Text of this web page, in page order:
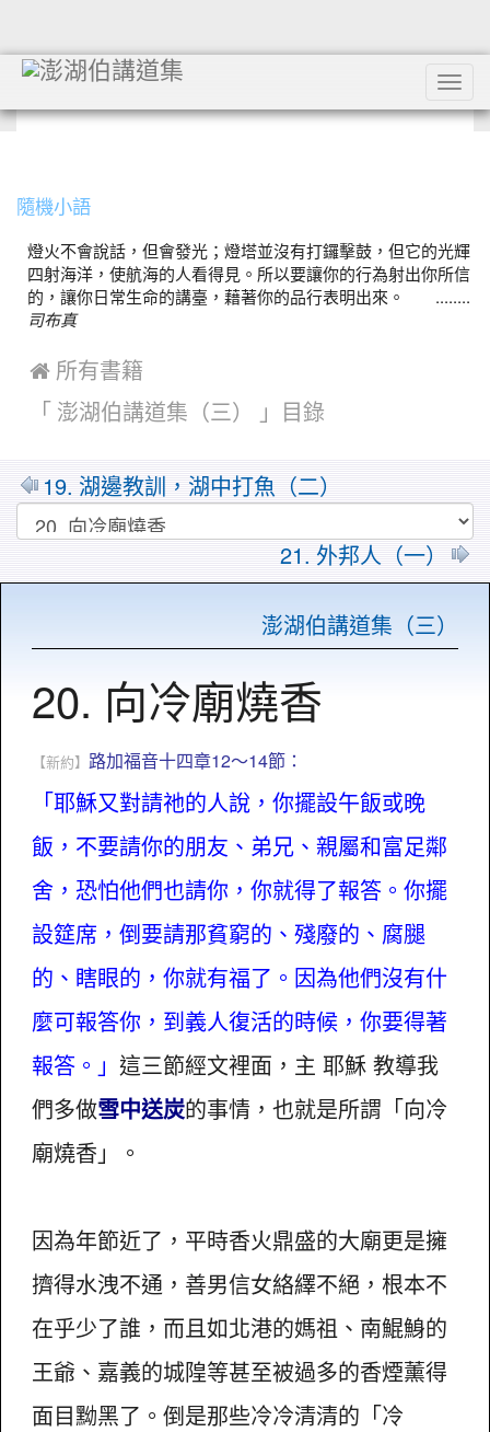
隨機小語
燈火不會說話，但會發光；燈塔並沒有打鑼擊鼓，但它的光輝
四射海洋，使航海的人看得見。所以要讓你的行為射出你所信
的，讓你日常生命的講臺，藉著你的品行表明出來。 ........
司布真
 所有書籍
「 澎湖伯講道集（三） 」目錄
19. 湖邊教訓，湖中打魚（二）
21. 外邦人（一）
澎湖伯講道集（三）
20. 向冷廟燒香
【新約】 路加福音十四章12～14節：
「耶穌又對請祂的人說，你擺設午飯或晚
飯，不要請你的朋友、弟兄、親屬和富足鄰
舍，恐怕他們也請你，你就得了報答。你擺
設筵席，倒要請那貧窮的、殘廢的、腐腿
的、瞎眼的，你就有福了。因為他們沒有什
麼可報答你，到義人復活的時候，你要得著
報答。」這三節經文裡面，主 耶穌 教導我
們多做雪中送炭的事情，也就是所謂「向冷
廟燒香」。
因為年節近了，平時香火鼎盛的大廟更是擁
擠得水洩不通，善男信女絡繹不絕，根本不
在乎少了誰，而且如北港的媽祖、南鯤鯓的
王爺、嘉義的城隍等甚至被過多的香煙薰得
面目黝黑了。倒是那些冷冷清清的「冷